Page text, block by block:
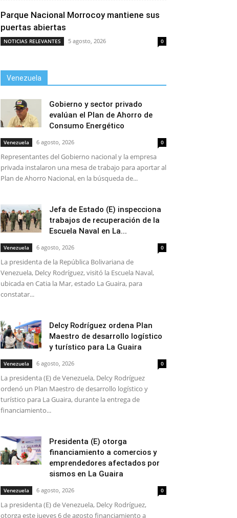
Parque Nacional Morrocoy mantiene sus
puertas abiertas
NOTICIAS RELEVANTES 5 agosto, 2026 0
Venezuela
Gobierno y sector privado
evalúan el Plan de Ahorro de
Consumo Energético
Venezuela 6 agosto, 2026 0
Representantes del Gobierno nacional y la empresa
privada instalaron una mesa de trabajo para aportar al
Plan de Ahorro Nacional, en la búsqueda de...
Jefa de Estado (E) inspecciona
trabajos de recuperación de la
Escuela Naval en La...
Venezuela 6 agosto, 2026 0
La presidenta de la República Bolivariana de
Venezuela, Delcy Rodríguez, visitó la Escuela Naval,
ubicada en Catia la Mar, estado La Guaira, para
constatar...
Delcy Rodríguez ordena Plan
Maestro de desarrollo logístico
y turístico para La Guaira
Venezuela 6 agosto, 2026 0
La presidenta (E) de Venezuela, Delcy Rodríguez
ordenó un Plan Maestro de desarrollo logístico y
turístico para La Guaira, durante la entrega de
financiamiento...
Presidenta (E) otorga
financiamiento a comercios y
emprendedores afectados por
sismos en La Guaira
Venezuela 6 agosto, 2026 0
La presidenta (E) de Venezuela, Delcy Rodríguez,
otorga este jueves 6 de agosto financiamiento a